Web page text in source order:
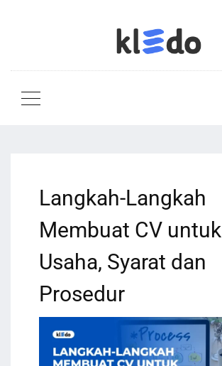
Langkah-Langkah
Membuat CV untuk
Usaha, Syarat dan
Prosedur